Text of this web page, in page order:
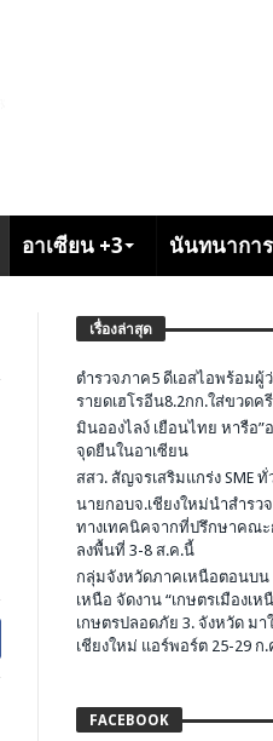
อาเซียน +3 นันทนาการ
เรื่องล่าสุด
ตำรวจภาค5 ดีเอสไอพร้อมผู้
รายดเฮโรอีน8.2กก.ใส่ขวดค
มินอองไลง์ เยือนไทย หารือ
จุดยืนในอาเซียน
สสว. สัญจรเสริมแกร่ง SME
นายกอบจ.เชียงใหม่นำสำรว
ทางเทคนิคจากที่ปรึกษาคณ
ลงพื้นที่ 3-8 ส.ค.นี้
กลุ่มจังหวัดภาคเหนือตอนบน
เหนือ จัดงาน “เกษตรเมืองเ
เกษตรปลอดภัย 3. จังหวัด ม
เชียงใหม่ แอร์พอร์ต 25-29 ก.
FACEBOOK